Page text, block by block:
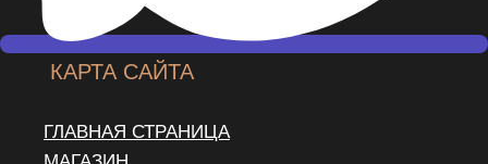
КАРТА САЙТА
ГЛАВНАЯ СТРАНИЦА